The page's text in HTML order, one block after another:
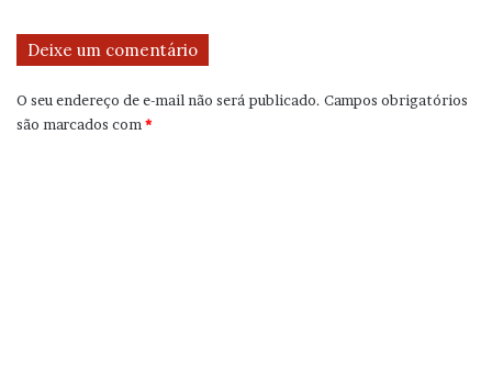
Deixe um comentário
O seu endereço de e-mail não será publicado. Campos obrigatórios
são marcados com*